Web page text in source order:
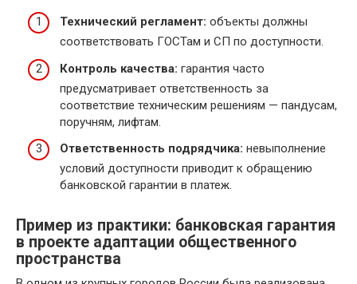
Технический регламент: объекты должны
соответствовать ГОСТам и СП по доступности.
Контроль качества: гарантия часто
предусматривает ответственность за
соответствие техническим решениям — пандусам,
поручням, лифтам.
Ответственность подрядчика: невыполнение
условий доступности приводит к обращению
банковской гарантии в платеж.
Пример из практики: банковская гарантия
в проекте адаптации общественного
пространства